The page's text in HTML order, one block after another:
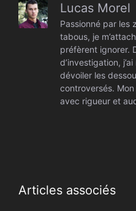
Lucas Morel
Passionné par les
tabous, je
préfèrent ignorer.
d’investigation,
dévoiler les
controversés.
avec rigueur et
Articles associés